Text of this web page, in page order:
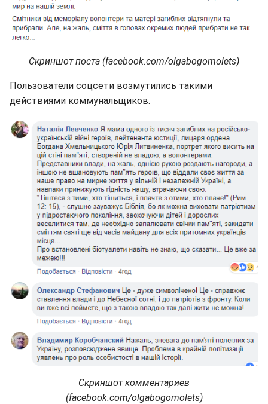
Скриншот поста (facebook.com/olgabogomolets)
Пользователи соцсети возмутились такими
действиями коммунальщиков.
Скриншот комментариев
(facebook.com/olgabogomolets)